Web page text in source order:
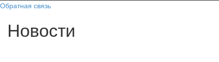
Обратная связь
Новости